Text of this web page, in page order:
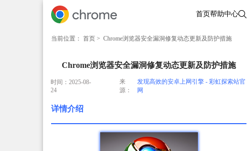
首页帮助中心
当前位置： 首页 > Chrome浏览器安全漏洞修复动态更新及防护措施
Chrome浏览器安全漏洞修复动态更新及防护措施
时间：2025-08-
24
来
源：
发现高效的安卓上网引擎 - 彩虹探索站官
网
详情介绍